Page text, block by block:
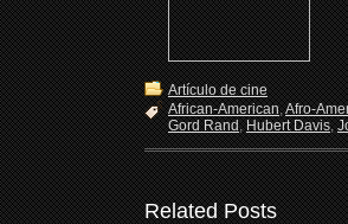
Artículo de cine
African-American,Afro-
Gord Rand,Hubert Davis,
Related Posts